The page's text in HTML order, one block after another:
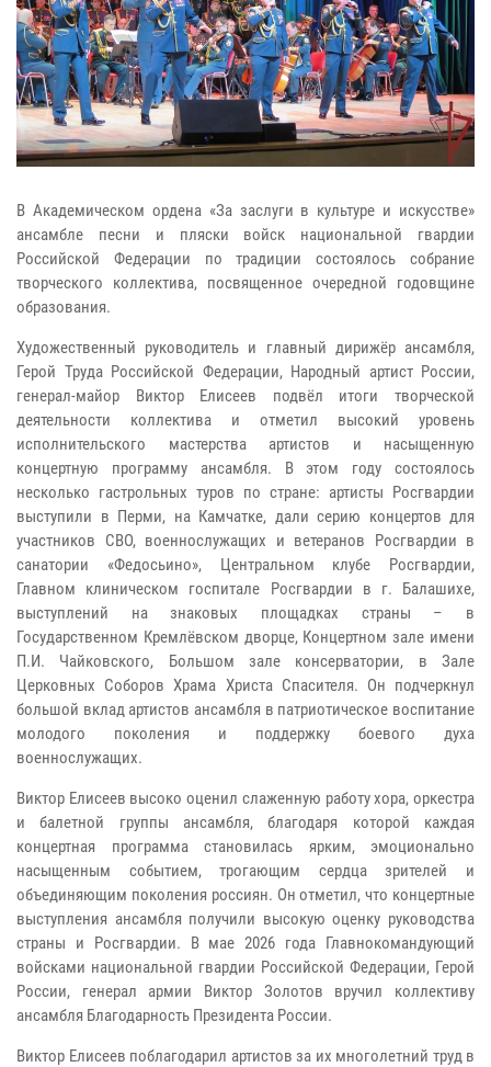
В Академическом ордена «За заслуги в культуре и искусстве»
ансамбле песни и пляски войск национальной гвардии
Российской Федерации по традиции состоялось собрание
творческого коллектива, посвященное очередной годовщине
образования.
Художественный руководитель и главный дирижёр ансамбля,
Герой Труда Российской Федерации, Народный артист России,
генерал-майор Виктор Елисеев подвёл итоги творческой
деятельности коллектива и отметил высокий уровень
исполнительского мастерства артистов и насыщенную
концертную программу ансамбля. В этом году состоялось
несколько гастрольных туров по стране: артисты Росгвардии
выступили в Перми, на Камчатке, дали серию концертов для
участников СВО, военнослужащих и ветеранов Росгвардии в
санатории «Федосьино», Центральном клубе Росгвардии,
Главном клиническом госпитале Росгвардии в г. Балашихе,
выступлений на знаковых площадках страны – в
Государственном Кремлёвском дворце, Концертном зале имени
П.И. Чайковского, Большом зале консерватории, в Зале
Церковных Соборов Храма Христа Спасителя. Он подчеркнул
большой вклад артистов ансамбля в патриотическое воспитание
молодого поколения и поддержку боевого духа
военнослужащих.
Виктор Елисеев высоко оценил слаженную работу хора, оркестра
и балетной группы ансамбля, благодаря которой каждая
концертная программа становилась ярким, эмоционально
насыщенным событием, трогающим сердца зрителей и
объединяющим поколения россиян. Он отметил, что концертные
выступления ансамбля получили высокую оценку руководства
страны и Росгвардии. В мае 2026 года Главнокомандующий
войсками национальной гвардии Российской Федерации, Герой
России, генерал армии Виктор Золотов вручил коллективу
ансамбля Благодарность Президента России.
Виктор Елисеев поблагодарил артистов за их многолетний труд в